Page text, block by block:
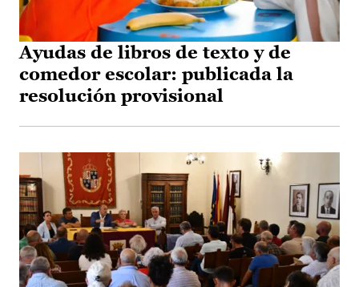
Ayudas de libros de texto y de
comedor escolar: publicada la
resolución provisional